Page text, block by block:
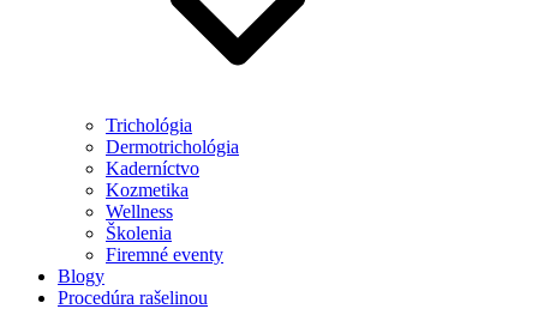
Trichológia
Dermotrichológia
Kaderníctvo
Kozmetika
Wellness
Školenia
Firemné eventy
Blogy
Procedúra rašelinou